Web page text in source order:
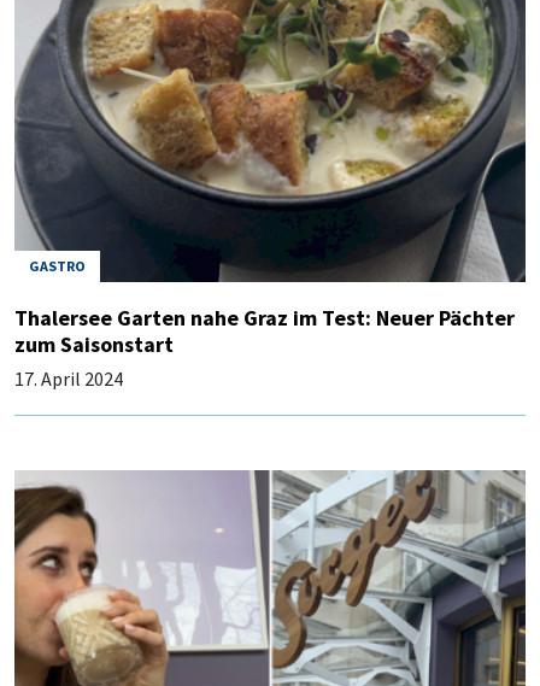
GASTRO
Thalersee Garten nahe Graz im Test: Neuer Pächter
zum Saisonstart
17. April 2024